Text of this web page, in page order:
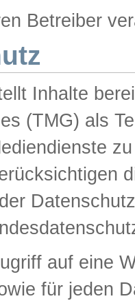
Betreiber
Inhalte
(TMG) als
auf eine
für jeden